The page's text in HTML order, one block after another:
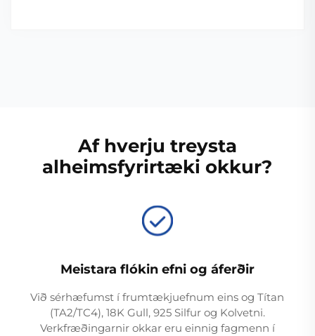
Af hverju treysta
alheimsfyrirtæki okkur?
Meistara flókin efni og áferðir
Við sérhæfumst í frumtækjuefnum eins og Títan
(TA2/TC4), 18K Gull, 925 Silfur og Kolvetni.
Verkfræðingarnir okkar eru einnig fagmenn í